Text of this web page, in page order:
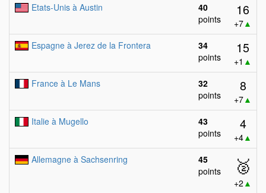
Etats-Unis à Austin
40
points
16
+7▲
Espagne à Jerez de la Frontera
34
points
15
+1 ▲
France à Le Mans
32
points
8
+7▲
Italie à Mugello
43
points
4
+4▲
Allemagne à Sachsenring
45
points
🥈
+2 ▲